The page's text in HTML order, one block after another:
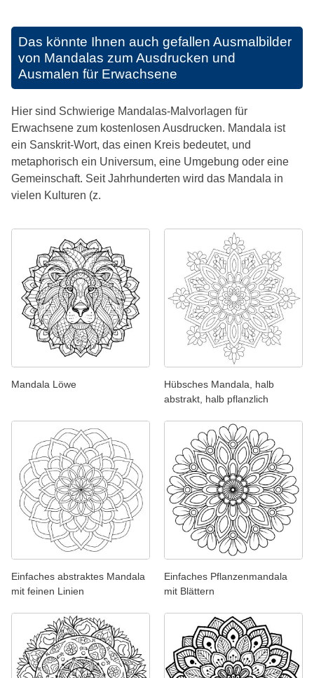
Das könnte Ihnen auch gefallen Ausmalbilder
von Mandalas zum Ausdrucken und
Ausmalen für Erwachsene
Hier sind Schwierige Mandalas-Malvorlagen für
Erwachsene zum kostenlosen Ausdrucken. Mandala ist
ein Sanskrit-Wort, das einen Kreis bedeutet, und
metaphorisch ein Universum, eine Umgebung oder eine
Gemeinschaft. Seit Jahrhunderten wird das Mandala in
vielen Kulturen (z.
Mandala Löwe
Hübsches Mandala, halb
abstrakt, halb pflanzlich
Einfaches abstraktes Mandala
mit feinen Linien
Einfaches Pflanzenmandala
mit Blättern